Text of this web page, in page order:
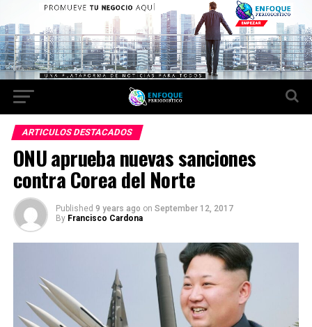
ARTICULOS DESTACADOS
ONU aprueba nuevas sanciones
contra Corea del Norte
Published 9 years ago on September 12, 2017
By Francisco Cardona